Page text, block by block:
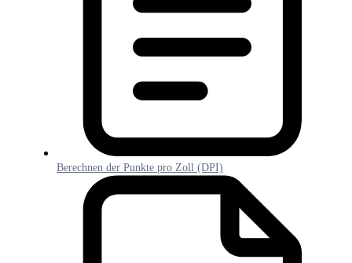
Berechnen der Punkte pro Zoll (DPI)